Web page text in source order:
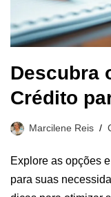
Descubra
Crédito
Marcilene Reis
Explore as opções
para suas